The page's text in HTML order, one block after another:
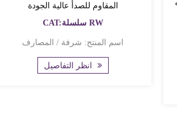
المقاوم للصدأ عالية الجودة
CAT:سلسلة RW
اسم المنتج: شرفة / المصارف
للصدأ 150 *